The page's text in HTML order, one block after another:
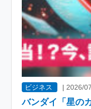
ビジネス | 2026/
バンダイ「星の